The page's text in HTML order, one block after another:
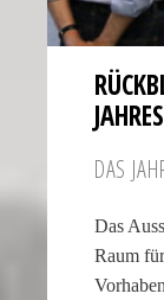
DAS
Das
Raum